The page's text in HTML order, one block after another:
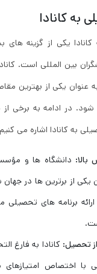
به کانادا
یکی از گزینه ‌های
بین ‌المللی است.
عنوان یکی از بهترین
در ادامه به برخی از
به کانادا اشاره می
: دانشگاه‌ ها و
یکی از برترین ها در
برنامه ‌های تحصیلی
تحصیل: کانادا به فارغ